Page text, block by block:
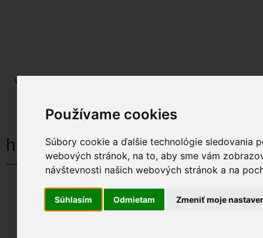
Používame cookies
Súbory cookie a ďalšie technológie sledovania
webových stránok, na to, aby sme vám
návštevnosti našich webových stránok a na
Súhlasím Odmietam Zmeniť moje
Výsledky monitoringu
Pozorovania a výskytové dáta
hlaholka severská
Viac fotografií druhu
Bucephala